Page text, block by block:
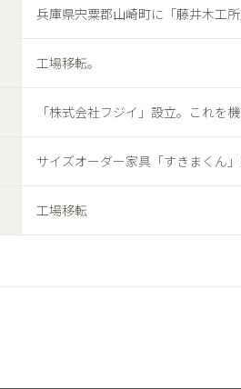
兵庫県宍粟郡山崎町に「藤井木工所
工場移転。
「株式会社フジイ」設立。これを
サイズオーダー家具「すきまくん」
工場移転